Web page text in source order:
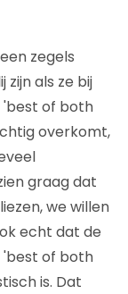
zegels
zijn als ze bij
of both
overkomt,
graag dat
we willen
echt dat de
'best of both
is. Dat